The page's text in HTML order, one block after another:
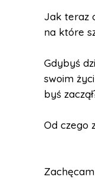
Jak teraz
na które
Gdybyś
swoim
byś
Od czego